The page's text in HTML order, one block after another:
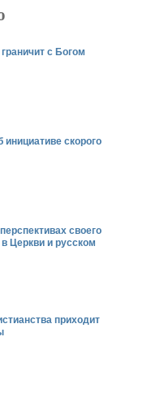
с Богом
скорого
своего
Церкви и русском
приходит